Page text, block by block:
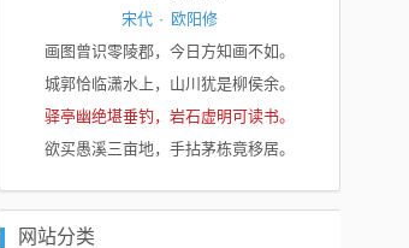
宋代 · 欧阳修
画图曾识零陵郡，今日方知画不如。
城郭恰临潇水上，山川犹是柳侯余。
驿亭幽绝堪垂钓，岩石虚明可读书。
欲买愚溪三亩地，手拈茅栋竟移居。
网站分类